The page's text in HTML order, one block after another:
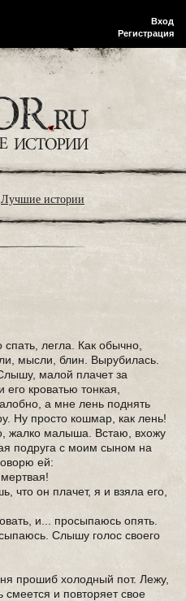
Вход
Регистрация
Лучшие истории
легла. Как обычно,
мысли, блин. Вырубилась.
малой плачет за
кроватью тонкая,
а мне лень поднять
Ну просто кошмар, как лень!
жалко малыша. Встаю, вхожу
подруга с моим сыном на
ей:
он плачет, я и взяла его,
и... просыпаюсь опять.
Слышу голос своего
прошиб холодный пот. Лежу,
и повторяет свое